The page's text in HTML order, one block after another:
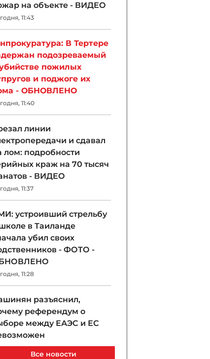
на объекте - ВИДЕО
11:43
В Тертере
подозреваемый
пожилых
и поджоге их
- ОБНОВЛЕНО
11:40
линии
и сдавал
лом: подробности
краж на 70 тысяч
- ВИДЕО
11:37
устроивший стрельбу
в Таиланде
убил своих
- ФОТО -
11:28
разъяснил,
референдум о
между ЕАЭС и ЕС
11:25
Все новости